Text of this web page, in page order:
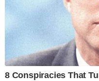
8 Conspiracies That